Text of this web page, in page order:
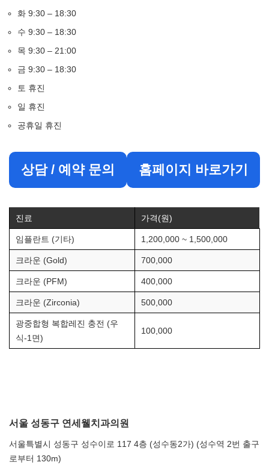
화 9:30 – 18:30
수 9:30 – 18:30
목 9:30 – 21:00
금 9:30 – 18:30
토 휴진
일 휴진
공휴일 휴진
상담 / 예약 문의 홈페이지 바로가기
진료 가격(원)
임플란트 (기타) 1,200,000 ~ 1,500,000
크라운 (Gold) 700,000
크라운 (PFM) 400,000
크라운 (Zirconia) 500,000
광중합형 복합레진 충전 (우
식-1면)
100,000
서울 성동구 연세웰치과의원
서울특별시 성동구 성수이로 117 4층 (성수동2가) (성수역 2번 출구
로부터 130m)